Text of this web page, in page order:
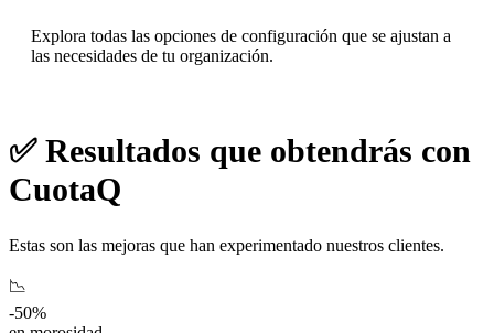
Explora todas las opciones de configuración que se ajustan a
las necesidades de tu organización.
✅ Resultados que obtendrás con
CuotaQ
Estas son las mejoras que han experimentado nuestros clientes.
📉
-50%